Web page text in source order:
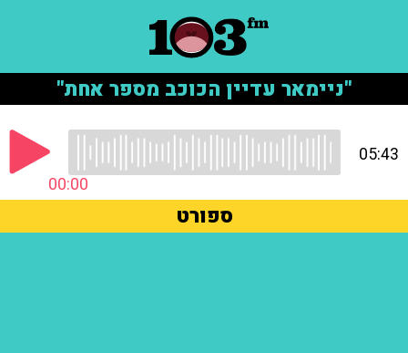
"ניימאר עדיין הכוכב מספר אחת"
00:00
05:43
ספורט